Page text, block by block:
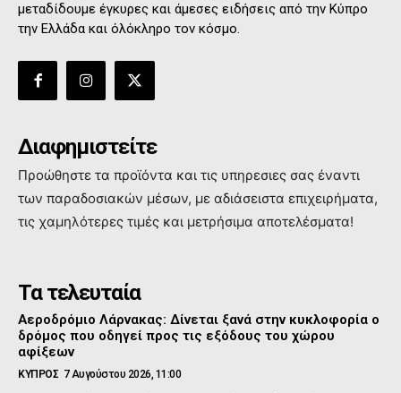
μεταδίδουμε έγκυρες και άμεσες ειδήσεις από την Κύπρο
την Ελλάδα και όλόκληρο τον κόσμο.
Διαφημιστείτε
Προώθηστε τα προϊόντα και τις υπηρεσιες σας έναντι
των παραδοσιακών μέσων, με αδιάσειστα επιχειρήματα,
τις χαμηλότερες τιμές και μετρήσιμα αποτελέσματα!
Τα τελευταία
Αεροδρόμιο Λάρνακας: Δίνεται ξανά στην κυκλοφορία ο
δρόμος που οδηγεί προς τις εξόδους του χώρου
αφίξεων
ΚΥΠΡΟΣ 7 Αυγούστου 2026, 11:00